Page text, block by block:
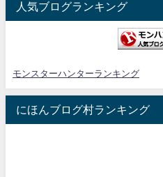
人気ブログランキング
モンスターハンターランキング
にほんブログ村ランキング